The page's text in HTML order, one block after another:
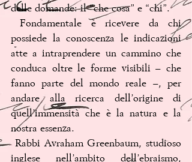
delle domande: il “che cosa” e “chi”.
Fondamentale è ricevere da chi
possiede la conoscenza le indicazioni
atte a intraprendere un cammino che
conduca oltre le forme visibili – che
fanno parte del mondo reale –, per
andare alla ricerca dell’origine di
quell’immensità che è la natura e la
nostra essenza.
Rabbi Avraham Greenbaum, studioso
inglese nell’ambito dell’ebraismo,